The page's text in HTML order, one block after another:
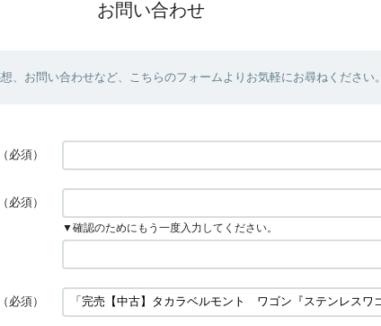
お問い合わせ
、お問い合わせなど、こちらのフォームよりお気軽にお尋ねください。
（必須）
（必須）
▼確認のためにもう一度入力してください。
（必須）